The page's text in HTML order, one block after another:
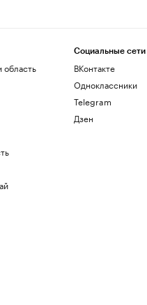
область
Социальные сети
ВКонтакте
Одноклассники
Telegram
Дзен